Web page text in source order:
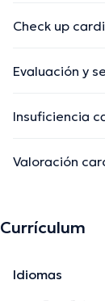
Check up
Evaluación y
Insuficiencia
Valoración
Currículum
Idiomas